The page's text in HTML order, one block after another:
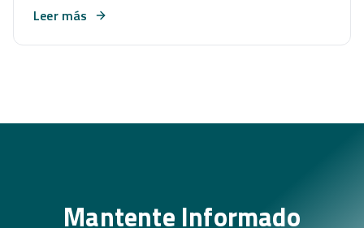
Leer más
Mantente Informado